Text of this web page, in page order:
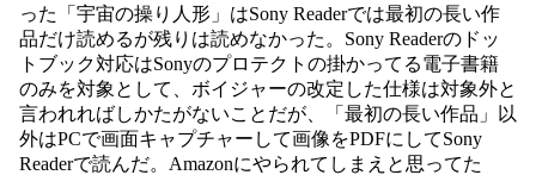
った「宇宙の操り人形」はSony Readerでは最初の長い作
品だけ読めるが残りは読めなかった。Sony Readerのドッ
トブック対応はSonyのプロテクトの掛かってる電子書籍
のみを対象として、ボイジャーの改定した仕様は対象外と
言われればしかたがないことだが、「最初の長い作品」以
外はPCで画面キャプチャーして画像をPDFにしてSony
Readerで読んだ。Amazonにやられてしまえと思ってた